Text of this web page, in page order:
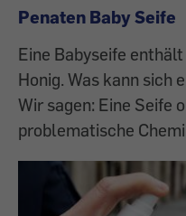
Penaten Baby Seife
Eine Babyseife
Honig. Was kann sich
Wir sagen: Eine Seife
problematische